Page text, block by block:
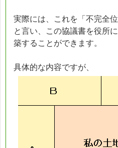
実際には、これを「不完全
と言い、この協議書を役所
築することができます。
具体的な内容ですが、